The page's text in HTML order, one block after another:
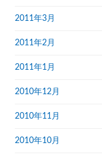
2011年3月
2011年2月
2011年1月
2010年12月
2010年11月
2010年10月